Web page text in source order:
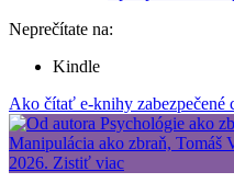
Neprečítate na:
Kindle
Ako čítať e-knihy zabezpečené